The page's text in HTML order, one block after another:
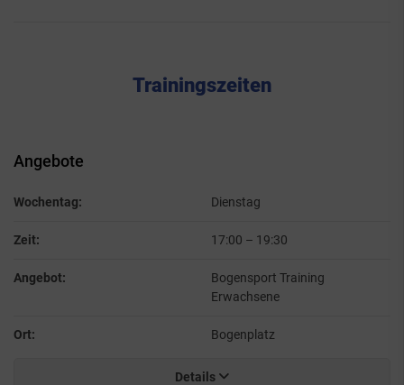
Trainingszeiten
Angebote
Wochentag: Dienstag
Zeit: 17:00 – 19:30
Angebot:
Bogensport Training
Erwachsene
Ort: Bogenplatz
Details